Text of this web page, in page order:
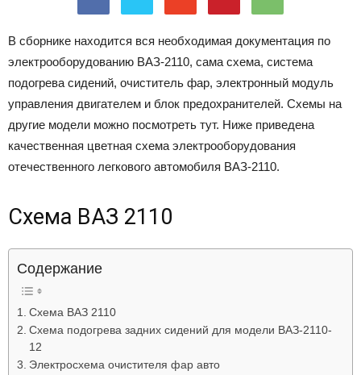
автомобилях
Лада
В сборнике находится вся необходимая документация по
электрооборудованию ВАЗ-2110, сама схема, система
подогрева сидений, очиститель фар, электронный модуль
управления двигателем и блок предохранителей. Схемы на
другие модели можно посмотреть тут. Ниже приведена
качественная цветная схема электрооборудования
отечественного легкового автомобиля ВАЗ-2110.
Схема ВАЗ 2110
Содержание
Схема ВАЗ 2110
Схема подогрева задних сидений для модели ВАЗ-2110-
12
Электросхема очистителя фар авто